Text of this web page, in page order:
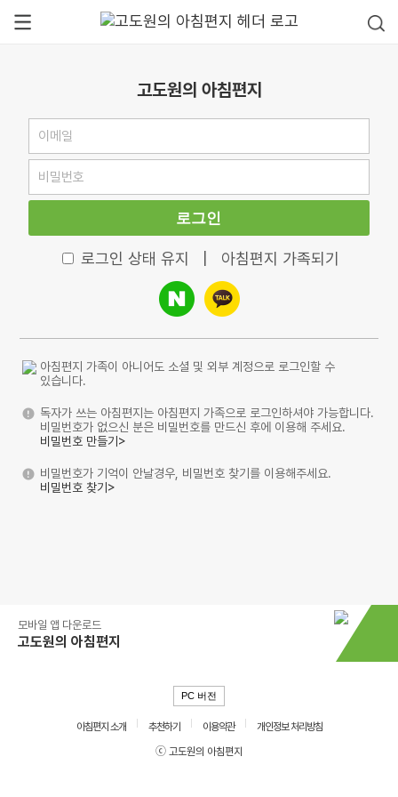
고도원의 아침편지
로그인
로그인 상태 유지 아침편지 가족되기
아침편지 가족이 아니어도 소셜 및 외부 계정으로 로그인할 수
있습니다.
독자가 쓰는 아침편지는 아침편지 가족으로 로그인하셔야 가능합니다.
비밀번호가 없으신 분은 비밀번호를 만드신 후에 이용해 주세요.
비밀번호 만들기>
비밀번호가 기억이 안날경우, 비밀번호 찾기를 이용해주세요.
비밀번호 찾기>
모바일 앱 다운로드
고도원의 아침편지
PC 버전
아침편지 소개 추천하기 이용약관
개인정보 처리방침
ⓒ 고도원의 아침편지